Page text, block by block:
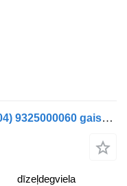
Mercedes-Benz Atego (01.98-12.04) 9325000060 gaisa žāvētājs paredzēts Mercedes-Benz Atego, Atego 2, Atego 3 (1996-) kravas automašīnas
dīzeļdegviela